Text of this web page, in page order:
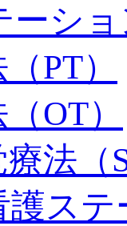
ーシ
PT）
OT）
法（
護ス